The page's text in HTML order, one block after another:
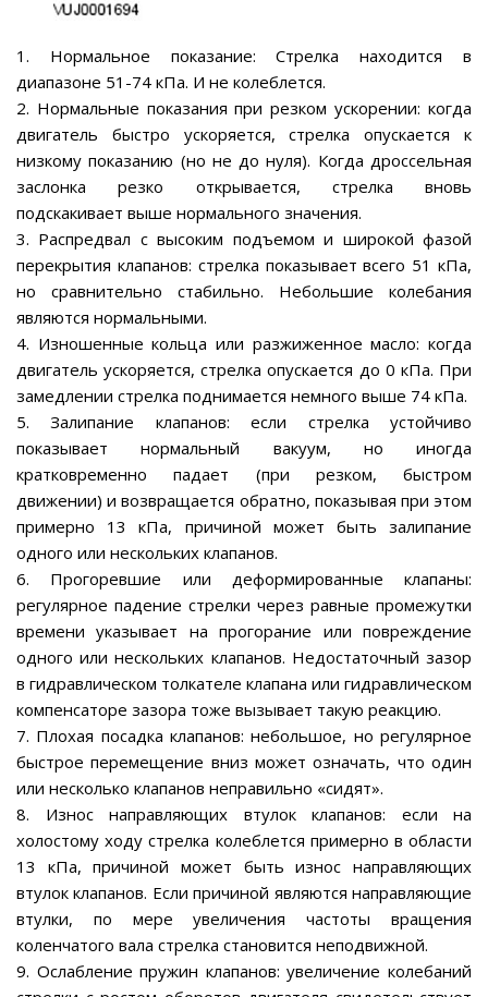
1. Нормальное показание: Стрелка находится в
диапазоне 51-74 кПа. И не колеблется.
2. Нормальные показания при резком ускорении: когда
двигатель быстро ускоряется, стрелка опускается к
низкому показанию (но не до нуля). Когда дроссельная
заслонка резко открывается, стрелка вновь
подскакивает выше нормального значения.
3. Распредвал с высоким подъемом и широкой фазой
перекрытия клапанов: стрелка показывает всего 51 кПа,
но сравнительно стабильно. Небольшие колебания
являются нормальными.
4. Изношенные кольца или разжиженное масло: когда
двигатель ускоряется, стрелка опускается до 0 кПа. При
замедлении стрелка поднимается немного выше 74 кПа.
5. Залипание клапанов: если стрелка устойчиво
показывает нормальный вакуум, но иногда
кратковременно падает (при резком, быстром
движении) и возвращается обратно, показывая при этом
примерно 13 кПа, причиной может быть залипание
одного или нескольких клапанов.
6. Прогоревшие или деформированные клапаны:
регулярное падение стрелки через равные промежутки
времени указывает на прогорание или повреждение
одного или нескольких клапанов. Недостаточный зазор
в гидравлическом толкателе клапана или гидравлическом
компенсаторе зазора тоже вызывает такую реакцию.
7. Плохая посадка клапанов: небольшое, но регулярное
быстрое перемещение вниз может означать, что один
или несколько клапанов неправильно «сидят».
8. Износ направляющих втулок клапанов: если на
холостому ходу стрелка колеблется примерно в области
13 кПа, причиной может быть износ направляющих
втулок клапанов. Если причиной являются направляющие
втулки, по мере увеличения частоты вращения
коленчатого вала стрелка становится неподвижной.
9. Ослабление пружин клапанов: увеличение колебаний